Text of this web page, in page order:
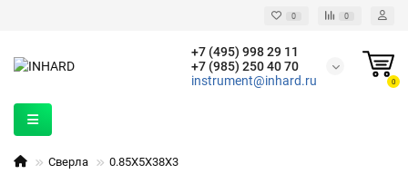
0 0
+7 (495) 998 29 11
+7 (985) 250 40 70
instrument@inhard.ru
0
Сверла 0.85X5X38X3